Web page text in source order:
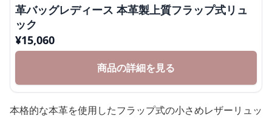
革バッグレディース 本革製上質フラップ式リュ
ック
¥15,060
商品の詳細を見る
本格的な本革を使用したフラップ式の小さめレザーリュッ